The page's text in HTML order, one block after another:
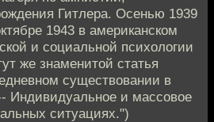
Гитлера. Осенью 1939
1943 в американском
и социальной психологии
же знаменитой статья
существовании в
Индивидуальное и массовое
ситуациях.")